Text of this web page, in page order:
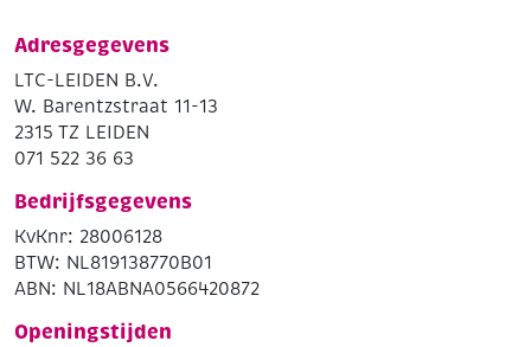
Adresgegevens
LTC-LEIDEN B.V.
W. Barentzstraat 11-13
2315 TZ LEIDEN
071 522 36 63
Bedrijfsgegevens
KvKnr: 28006128
BTW: NL819138770B01
ABN: NL18ABNA0566420872
Openingstijden